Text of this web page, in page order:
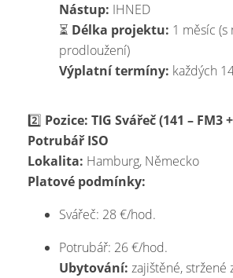
Nástup: IHNED
⏳ Délka projektu: 1 měsíc (s
prodloužení)
Výplatní termíny: každých
2️⃣ Pozice: TIG Svářeč (141 – FM3
Potrubář ISO
Lokalita: Hamburg, Německo
Platové podmínky:
Svářeč: 28 €/hod.
Potrubář: 26 €/hod.
Ubytování: zajištěné, stržené